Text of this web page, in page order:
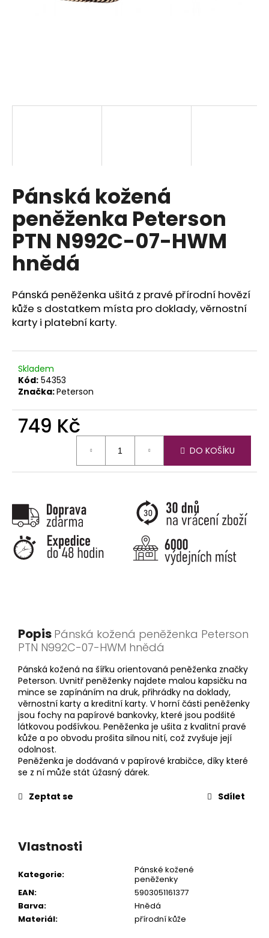
Pánská kožená
peněženka Peterson
PTN N992C-07-HWM
hnědá
Pánská peněženka ušitá z pravé přírodní hovězí
kůže s dostatkem místa pro doklady, věrnostní
karty i platební karty.
Skladem
Kód: 54353
Značka:Peterson
749 Kč
DO KOŠÍKU
Popis Pánská kožená peněženka Peterson
PTN N992C-07-HWM hnědá
Pánská kožená na šířku orientovaná peněženka značky
Peterson. Uvnitř peněženky najdete malou kapsičku na
mince se zapínáním na druk, přihrádky na doklady,
věrnostní karty a kreditní karty. V horní části peněženky
jsou fochy na papírové bankovky, které jsou podšité
látkovou podšívkou. Peněženka je ušita z kvalitní pravé
kůže a po obvodu prošita silnou nití, což zvyšuje její
odolnost.
Peněženka je dodávaná v papírové krabičce, díky které
se z ní může stát úžasný dárek.
Zeptat se
Sdílet
Vlastnosti
Kategorie:
Pánské kožené
peněženky
EAN:
5903051161377
Barva:
Hnědá
Materiál: přírodní kůže
D
o
p
o
r
u
č
j
e
m